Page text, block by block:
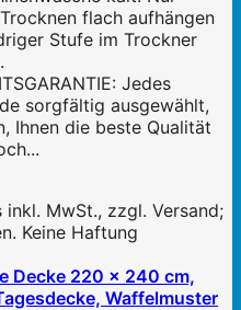
flach aufhängen
Stufe im Trockner
Jedes
sorgfältig ausgewählt,
Ihnen die beste Qualität
inkl. MwSt., zzgl. Versand;
Keine Haftung